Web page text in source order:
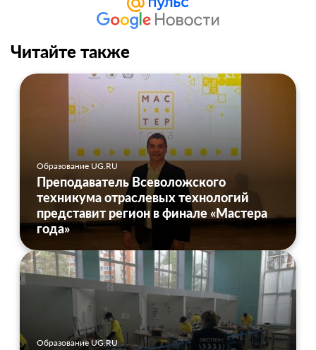
Читайте также
Образование UG.RU
Преподаватель Всеволожского
техникума отраслевых технологий
представит регион в финале «Мастера
года»
Образование UG.RU